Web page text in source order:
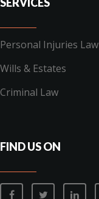
Personal Injuries Law
Wills & Estates
Criminal Law
FIND US ON